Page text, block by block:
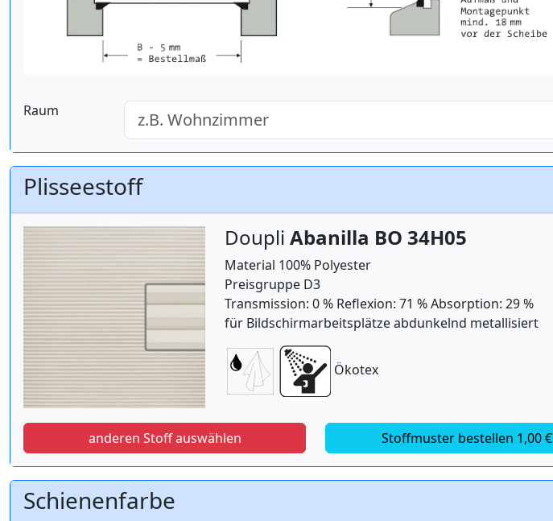
Raum
Plisseestoff
Doupli Abanilla BO 34H05
Material 100% Polyester
Preisgruppe D3
Transmission: 0 % Reflexion: 71 % Absorption: 29 %
für Bildschirmarbeitsplätze abdunkelnd metallisiert
Ökotex
anderen Stoff auswählen Stoffmuster bestellen 1,00 €
Schienenfarbe